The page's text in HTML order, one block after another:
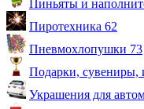
Пиньяты и
Пиротехника 62
Пневмохлопушки 73
Подарки, сувениры,
Украшения для